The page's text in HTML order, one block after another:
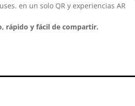
en un solo QR y experiencias AR
rápido y fácil de compartir.